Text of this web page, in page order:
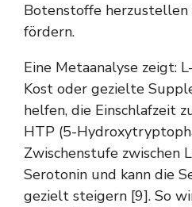
Botenstoffe herzustellen
fördern.
Eine Metaanalyse zeigt:
Kost oder gezielte
helfen, die Einschlafzeit
HTP (5-
Zwischenstufe zwischen
Serotonin und kann die
gezielt steigern [9]. So